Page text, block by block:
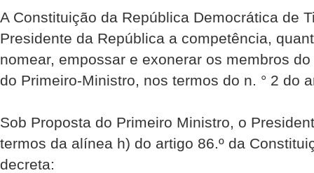
A Constituição da República Democrática de
Presidente da República a competência,
nomear, empossar e exonerar os membros
do Primeiro-Ministro, nos termos do n. ° 2 do
Sob Proposta do Primeiro Ministro, o
termos da alínea h) do artigo 86.º da
decreta: